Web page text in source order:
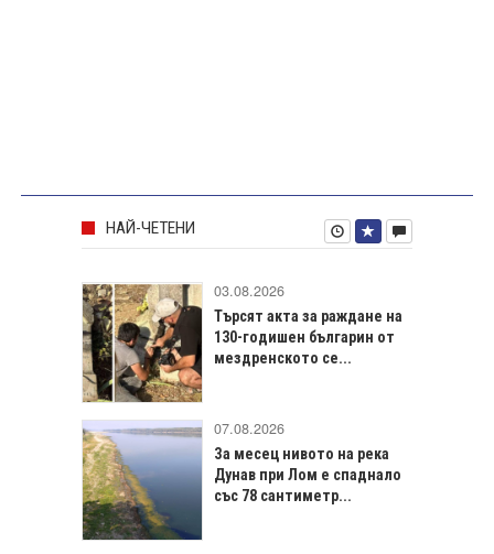
НАЙ-ЧЕТЕНИ
03.08.2026
Търсят акта за раждане на
130-годишен българин от
мездренското се...
07.08.2026
За месец нивото на река
Дунав при Лом е спаднало
със 78 сантиметр...